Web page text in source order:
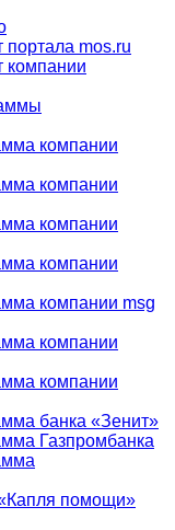
портала mos.ru
компании
компании
компании
компании
компании
компании msg
компании
компании
банка «Зенит»
Газпромбанка
помощи»